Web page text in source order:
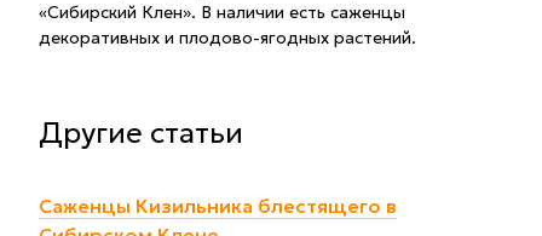
«Сибирский Клен». В наличии есть саженцы
декоративных и плодово-ягодных растений.
Другие статьи
Саженцы Кизильника блестящего в